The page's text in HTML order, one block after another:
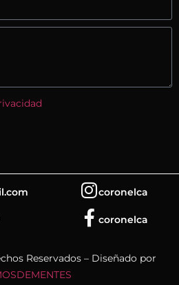
coronelca
coronelca
Reservados – Diseñado por